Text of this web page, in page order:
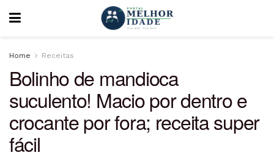
Home Receitas
Bolinho de mandioca
suculento! Macio por dentro e
crocante por fora; receita super
fácil